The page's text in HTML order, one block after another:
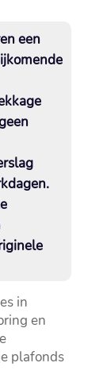
een
in
en
plafonds